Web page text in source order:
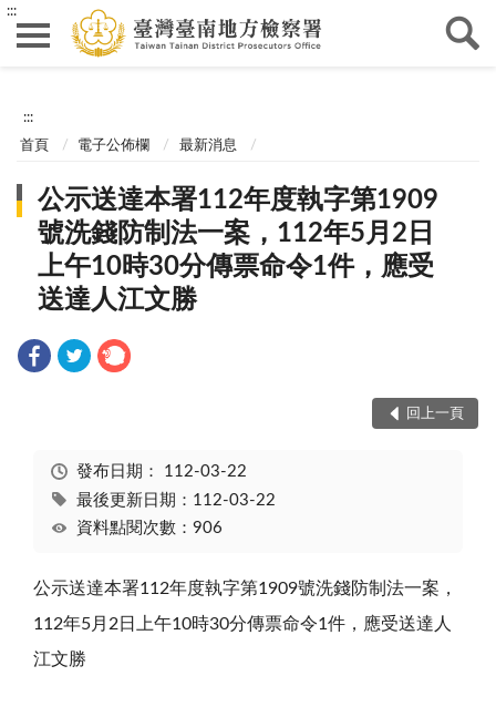
:::
:::
首頁 電子公佈欄 最新消息
公示送達本署112年度執字第1909
號洗錢防制法一案，112年5月2日
上午10時30分傳票命令1件，應受
送達人江文勝
回上一頁
發布日期： 112-03-22
最後更新日期：112-03-22
資料點閱次數：906
公示送達本署112年度執字第1909號洗錢防制法一案，
112年5月2日上午10時30分傳票命令1件，應受送達人
江文勝